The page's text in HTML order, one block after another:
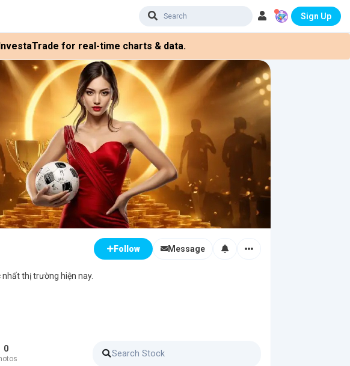
Sign Up
for real-time charts & data.
thị trường hiện nay.
Follow Message
0